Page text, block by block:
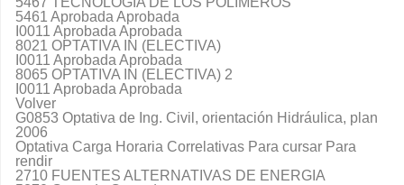
5461 Aprobada Aprobada
I0011 Aprobada Aprobada
8021 OPTATIVA IN (ELECTIVA)
I0011 Aprobada Aprobada
8065 OPTATIVA IN (ELECTIVA) 2
I0011 Aprobada Aprobada
Volver
G0853 Optativa de Ing. Civil, orientación Hidráulica, plan
2006
Optativa Carga Horaria Correlativas Para cursar Para
rendir
2710 FUENTES ALTERNATIVAS DE ENERGIA